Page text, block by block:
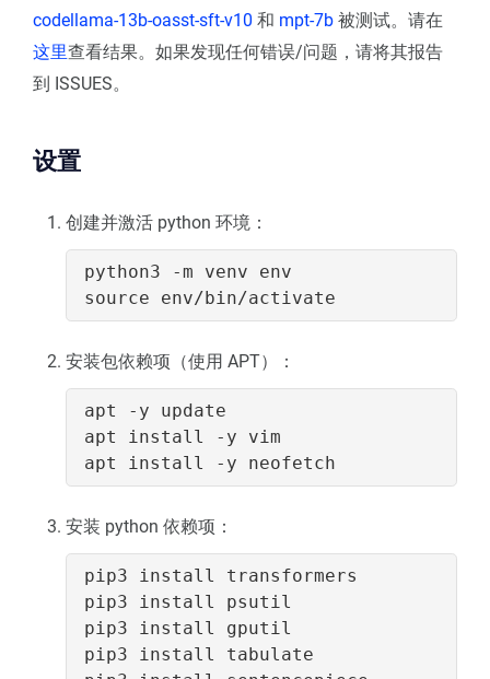
codellama-13b-oasst-sft-v10 和 mpt-7b 被测试。请在
这里查看结果。如果发现任何错误/问题，请将其报告
到 ISSUES。
设置
创建并激活 python 环境：
source
安装包依赖项（使用 APT）：
安装 python 依赖项：